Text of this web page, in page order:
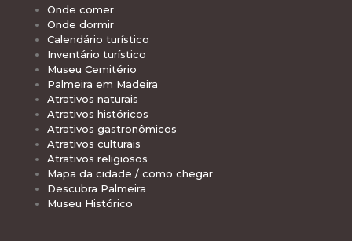
Onde comer
Onde dormir
Calendário turístico
Inventário turístico
Museu Cemitério
Palmeira em Madeira
Atrativos naturais
Atrativos históricos
Atrativos gastronômicos
Atrativos culturais
Atrativos religiosos
Mapa da cidade / como chegar
Descubra Palmeira
Museu Histórico